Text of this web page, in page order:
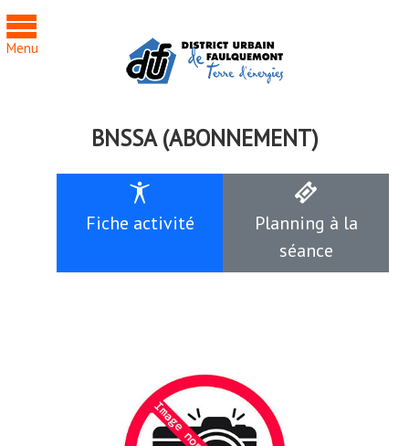
Menu
BNSSA (ABONNEMENT)
Fiche activité
Planning à la
séance